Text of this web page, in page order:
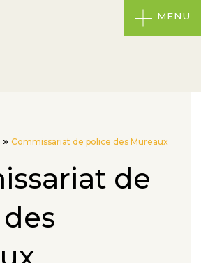
MENU
» Commissariat de police des Mureaux
de